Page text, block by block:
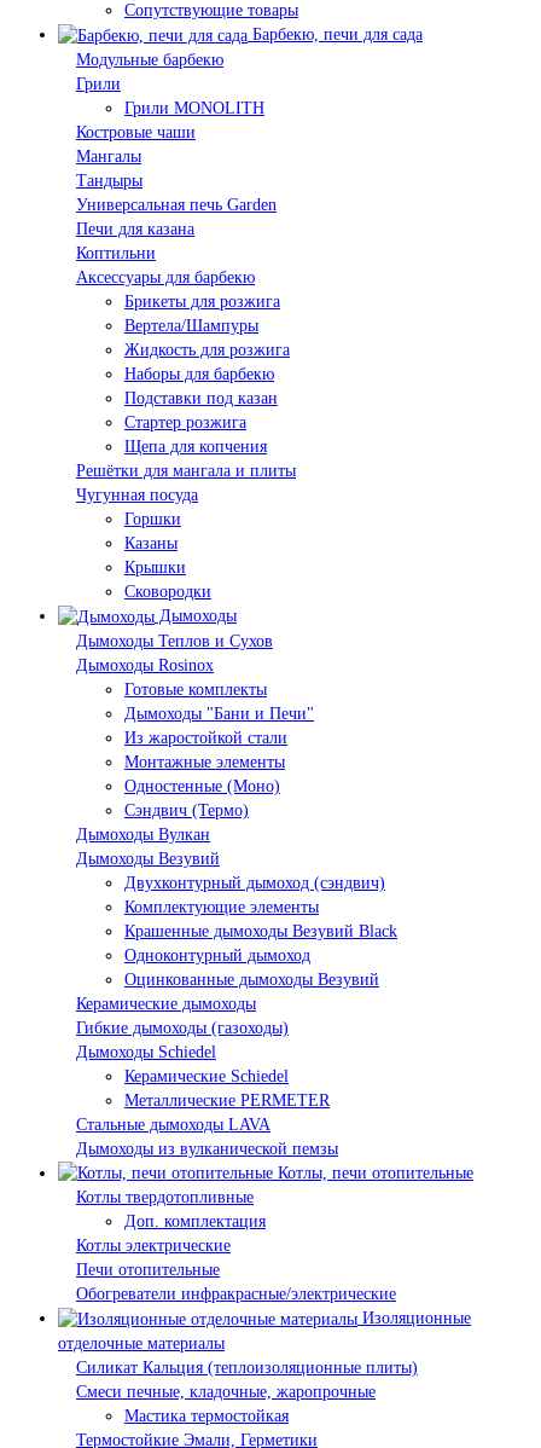
Сопутствующие товары
Барбекю, печи для сада
Модульные барбекю
Грили
Грили MONOLITH
Костровые чаши
Мангалы
Тандыры
Универсальная печь Garden
Печи для казана
Коптильни
Аксессуары для барбекю
Брикеты для розжига
Вертела/Шампуры
Жидкость для розжига
Наборы для барбекю
Подставки под казан
Стартер розжига
Щепа для копчения
Решётки для мангала и плиты
Чугунная посуда
Горшки
Казаны
Крышки
Сковородки
Дымоходы
Дымоходы Теплов и Сухов
Дымоходы Rosinox
Готовые комплекты
Дымоходы "Бани и Печи"
Из жаростойкой стали
Монтажные элементы
Одностенные (Моно)
Сэндвич (Термо)
Дымоходы Вулкан
Дымоходы Везувий
Двухконтурный дымоход (сэндвич)
Комплектующие элементы
Крашенные дымоходы Везувий Black
Одноконтурный дымоход
Оцинкованные дымоходы Везувий
Керамические дымоходы
Гибкие дымоходы (газоходы)
Дымоходы Schiedel
Керамические Schiedel
Металлические PERMETER
Стальные дымоходы LAVA
Дымоходы из вулканической пемзы
Котлы, печи отопительные
Котлы твердотопливные
Доп. комплектация
Котлы электрические
Печи отопительные
Обогреватели инфракрасные/электрические
Изоляционные
отделочные материалы
Силикат Кальция (теплоизоляционные плиты)
Смеси печные, кладочные, жаропрочные
Мастика термостойкая
Термостойкие Эмали, Герметики